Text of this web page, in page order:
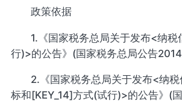
政策依据
1.《国家税务总局关于发布<纳
行)>的公告》(国家税务总局公告
2.《国家税务总局关于发布<纳税
标和[KEY_14]方式(试行)>的公告》(